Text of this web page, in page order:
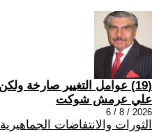
(19) عوامل التغيير صارخة ولكن فعلها ما زال خافتاً
علي عرمش شوكت
2026 / 8 / 6
الثورات والانتفاضات الجماهيرية